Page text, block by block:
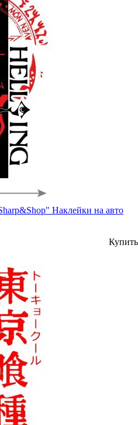
Наклейки на авто
Купить